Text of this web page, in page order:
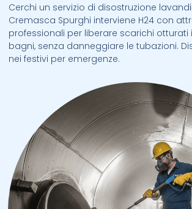
Cerchi un servizio di disostruzione
Cremasca Spurghi interviene H24 con
professionali per liberare scarichi otturati
bagni, senza danneggiare le tubazioni.
nei festivi per emergenze.